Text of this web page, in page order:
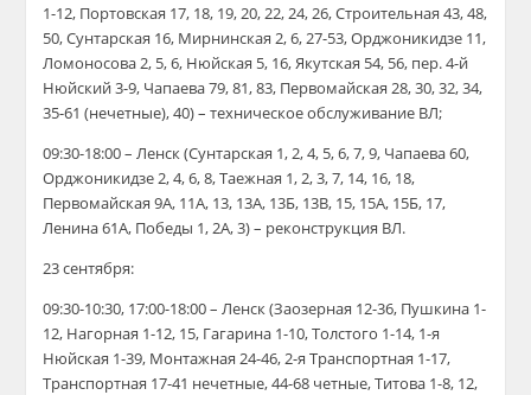
1-12, Портовская 17, 18, 19, 20, 22, 24, 26, Строительная 43, 48,
50, Сунтарская 16, Мирнинская 2, 6, 27-53, Орджоникидзе 11,
Ломоносова 2, 5, 6, Нюйская 5, 16, Якутская 54, 56, пер. 4-й
Нюйский 3-9, Чапаева 79, 81, 83, Первомайская 28, 30, 32, 34,
35-61 (нечетные), 40) – техническое обслуживание ВЛ;
09:30-18:00 – Ленск (Сунтарская 1, 2, 4, 5, 6, 7, 9, Чапаева 60,
Орджоникидзе 2, 4, 6, 8, Таежная 1, 2, 3, 7, 14, 16, 18,
Первомайская 9А, 11А, 13, 13А, 13Б, 13В, 15, 15А, 15Б, 17,
Ленина 61А, Победы 1, 2А, 3) – реконструкция ВЛ.
23 сентября:
09:30-10:30, 17:00-18:00 – Ленск (Заозерная 12-36, Пушкина 1-
12, Нагорная 1-12, 15, Гагарина 1-10, Толстого 1-14, 1-я
Нюйская 1-39, Монтажная 24-46, 2-я Транспортная 1-17,
Транспортная 17-41 нечетные, 44-68 четные, Титова 1-8, 12,